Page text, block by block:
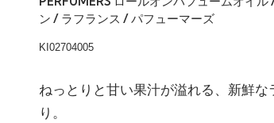
ン / ラフランス / パフューマーズ
KI02704005
ねっとりと甘い果汁が溢れる、新鮮な
り。